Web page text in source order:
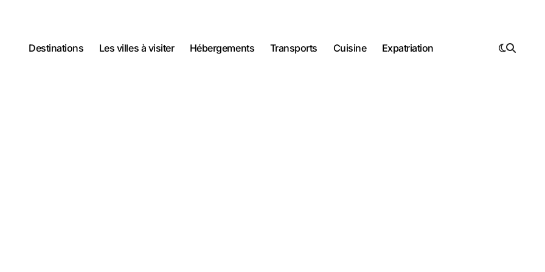
Destinations
Les villes à visiter Hébergements Transports Cuisine Expatriation